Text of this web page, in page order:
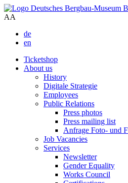
AA
de
en
Ticketshop
About us
History
Digitale Strategie
Employees
Public Relations
Press photos
Press mailing list
Anfrage Foto- und
Job Vacancies
Services
Newsletter
Gender Equality
Works Council